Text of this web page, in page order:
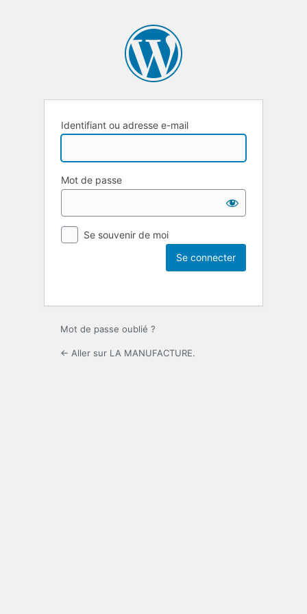
Identifiant ou adresse e-mail
Mot de passe
Se souvenir de moi
Mot de passe oublié ?
← Aller sur LA MANUFACTURE.